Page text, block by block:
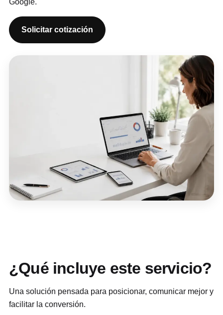
Google.
Solicitar cotización
¿Qué incluye este servicio?
Una solución pensada para posicionar, comunicar mejor y
facilitar la conversión.